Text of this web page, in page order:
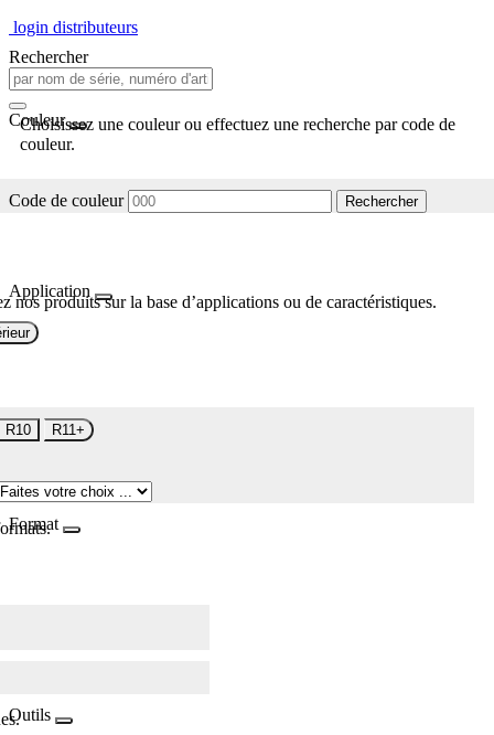
login distributeurs
Rechercher
Couleur
Choisissez une couleur ou effectuez une recherche par code de
couleur.
Code de couleur Rechercher
Application
nos produits sur la base d’applications ou de caractéristiques.
R10 R11+
Format
Outils